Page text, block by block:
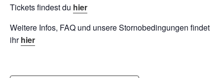
Tickets findest du hier
Weitere Infos, FAQ und unsere Stornobedingungen findet
ihrhier